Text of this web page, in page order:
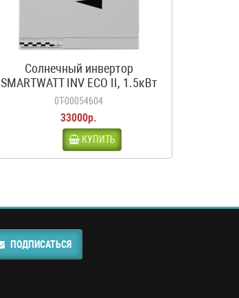
Солнечный инвертор
SMARTWATT INV ECO II, 1.5кВт
0Т-00054604
33000р.
КУПИТЬ
ПОДПИСАТЬСЯ